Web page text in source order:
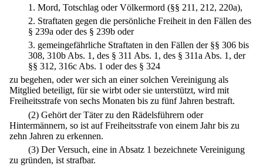
1. Mord, Totschlag oder Völkermord (§§ 211, 212, 220a),
2. Straftaten gegen die persönliche Freiheit in den Fällen des
§ 239a oder des § 239b oder
3. gemeingefährliche Straftaten in den Fällen der §§ 306 bis
308, 310b Abs. 1, des § 311 Abs. 1, des § 311a Abs. 1, der
§§ 312, 316c Abs. 1 oder des § 324
zu begehen, oder wer sich an einer solchen Vereinigung als
Mitglied beteiligt, für sie wirbt oder sie unterstützt, wird mit
Freiheitsstrafe von sechs Monaten bis zu fünf Jahren bestraft.
(2) Gehört der Täter zu den Rädelsführern oder
Hintermännern, so ist auf Freiheitsstrafe von einem Jahr bis zu
zehn Jahren zu erkennen.
(3) Der Versuch, eine in Absatz 1 bezeichnete Vereinigung
zu gründen, ist strafbar.